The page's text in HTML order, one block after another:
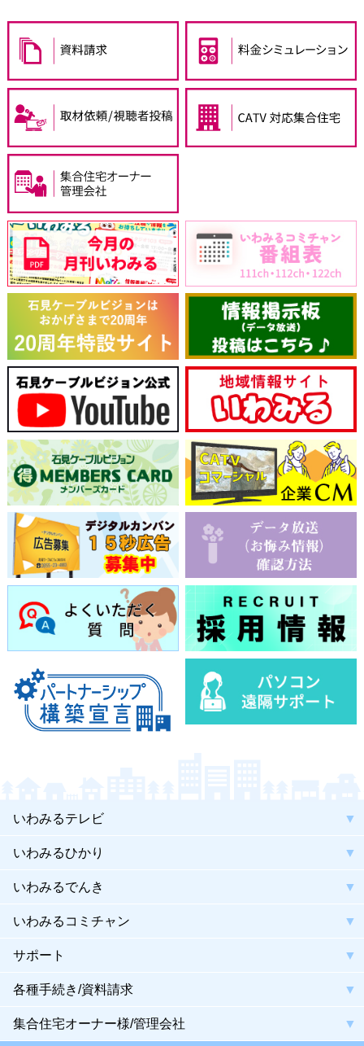
いわみるテレビ
いわみるひかり
いわみるでんき
いわみるコミチャン
サポート
各種手続き/資料請求
集合住宅オーナー様/管理会社